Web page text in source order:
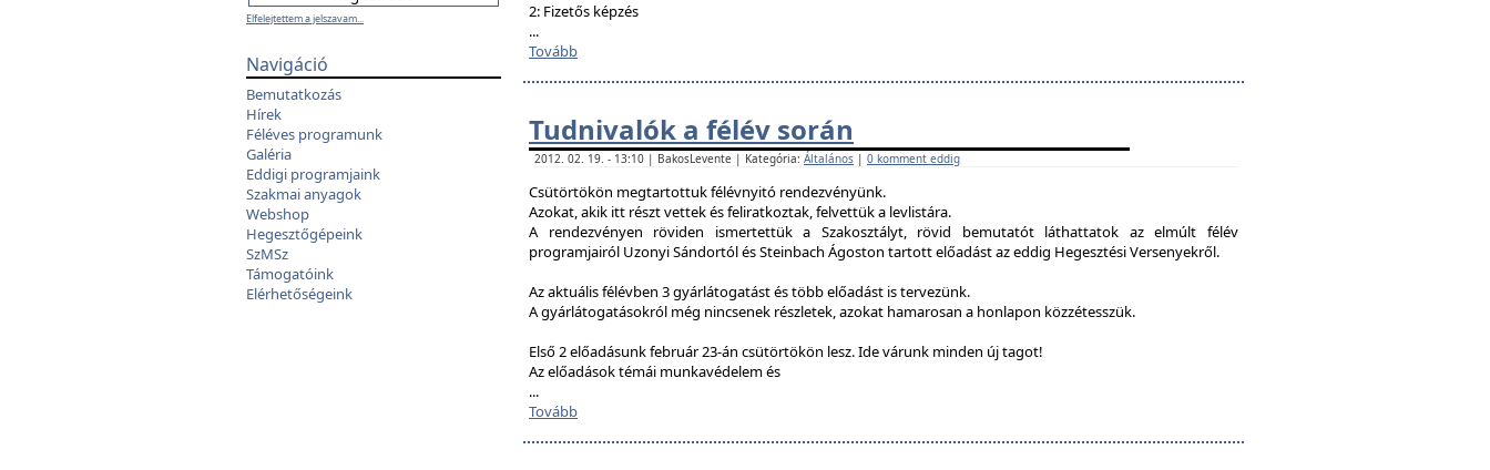
Elfelejtettem a jelszavam...
Navigáció
Bemutatkozás
Hírek
Féléves programunk
Galéria
Eddigi programjaink
Szakmai anyagok
Webshop
Hegesztőgépeink
SzMSz
Támogatóink
Elérhetőségeink
2: Fizetős képzés
...
Tovább
Tudnivalók a félév során
2012. 02. 19. - 13:10 | BakosLevente | Kategória: Általános | 0 komment eddig
Csütörtökön megtartottuk félévnyitó rendezvényünk.
Azokat, akik itt részt vettek és feliratkoztak, felvettük a levlistára.
A rendezvényen röviden ismertettük a Szakosztályt, rövid bemutatót láthattatok az elmúlt félév
programjairól Uzonyi Sándortól és Steinbach Ágoston tartott előadást az eddig Hegesztési Versenyekről.
Az aktuális félévben 3 gyárlátogatást és több előadást is tervezünk.
A gyárlátogatásokról még nincsenek részletek, azokat hamarosan a honlapon közzétesszük.
Első 2 előadásunk február 23-án csütörtökön lesz. Ide várunk minden új tagot!
Az előadások témái munkavédelem és
...
Tovább